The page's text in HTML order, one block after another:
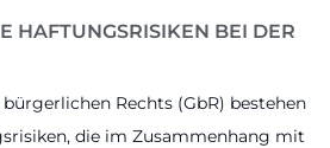
HAFTUNGSRISIKEN BEI DER
Rechts (GbR) bestehen
die im Zusammenhang mit